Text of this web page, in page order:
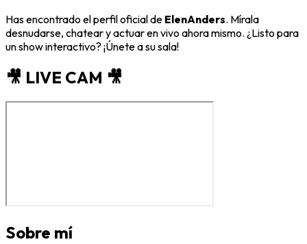
Has encontrado el perfil oficial de ElenAnders. Mírala
desnudarse, chatear y actuar en vivo ahora mismo. ¿Listo para
un show interactivo? ¡Únete a su sala!
🎥 LIVE CAM 🎥
Sobre mí